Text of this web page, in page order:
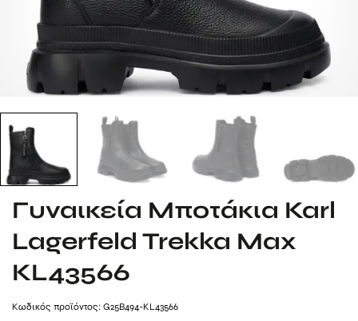
Γυναικεία Μποτάκια Karl
Lagerfeld Trekka Max
KL43566
Kωδικός προϊόντος: G25B494-KL43566